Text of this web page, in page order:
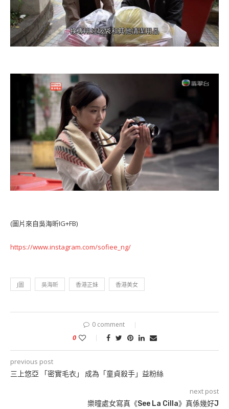
(圖片來自吳海昕IG+FB)
https://www.instagram.com/sofiee_ng/
J圖 吳海昕 香港正妹 香港美女
0 comment
0
previous post
三上悠亞 「密實毛衣」 成為「童貞殺手」益粉絲
next post
樂曈處女寫真《See La Cilla》真係幾好J